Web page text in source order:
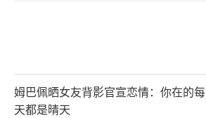
姆巴佩晒女友背影官宣恋情：你在的每
天都是晴天